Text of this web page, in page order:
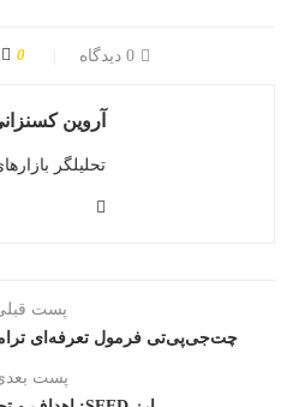
0 دیدگاه 0
آروین
تحلیلگر
پست
چت‌جی‌پی‌تی فرمول تعرفه‌ای
پست